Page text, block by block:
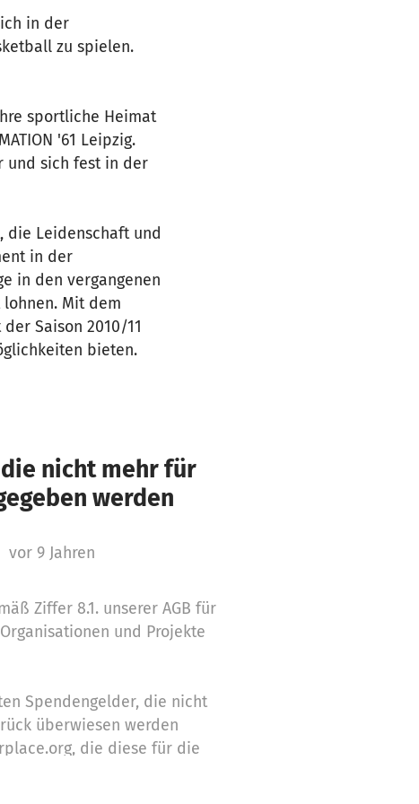
in der
zu spielen.
sportliche Heimat
'61 Leipzig.
und sich fest in der
die Leidenschaft und
in der
in den vergangenen
lohnen. Mit dem
Saison 2010/11
bieten.
nicht mehr für
werden
vor 9 Jahren
Ziffer 8.1. unserer AGB für
und Projekte
Spendengelder, die nicht
überwiesen werden
die diese für die
Zwecke einsetzt. Hier